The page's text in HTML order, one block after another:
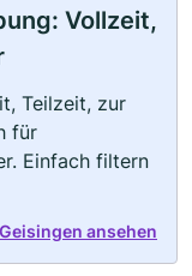
Vollzeit,
Teilzeit, zur
für
Einfach filtern
ansehen